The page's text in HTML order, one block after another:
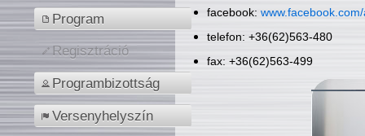
Program
Regisztráció
Programbizottság
Versenyhelyszín
facebook:
telefon: +36(62)563-480
fax: +36(62)563-499